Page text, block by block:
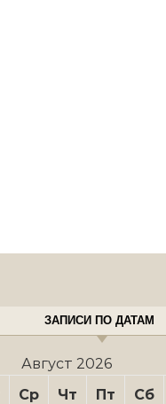
ЗАПИСИ ПО ДАТАМ
Август 2026
Ср Чт Пт Сб